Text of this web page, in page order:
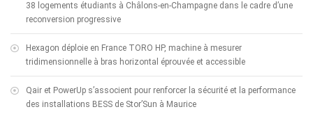
38 logements étudiants à Châlons-en-Champagne dans le cadre d’une
reconversion progressive
Hexagon déploie en France TORO HP, machine à mesurer
tridimensionnelle à bras horizontal éprouvée et accessible
Qair et PowerUp s’associent pour renforcer la sécurité et la performance
des installations BESS de Stor’Sun à Maurice